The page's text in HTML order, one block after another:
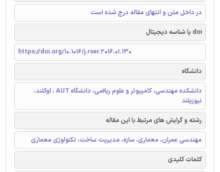
در داخل متن و انتهای مقاله درج شده است
doi یا شناسه دیجیتال
https://doi.org/10.1016/j.rser.2016.01.130
دانشگاه
دانشکده مهندسی، کامپیوتر و علوم ریاضی، دانشگاه AUT ، اوکلند،
نیوزیلند
رشته و گرایش های مرتبط با این مقاله
مهندسی عمران، معماری، سازه، مدیریت ساخت، تکنولوژی معماری
کلمات کلیدی